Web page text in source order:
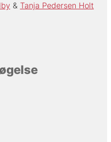
Tanja Pedersen Holt